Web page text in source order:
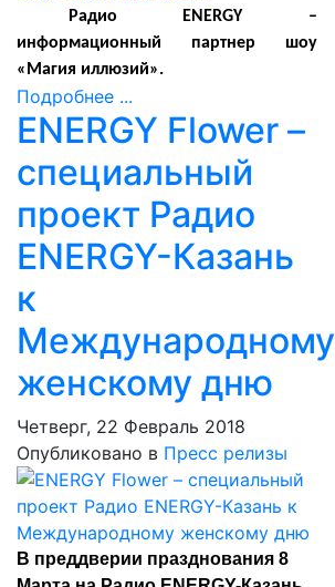
Радио ENERGY –
информационный партнер шоу
«Магия иллюзий».
Подробнее ...
ENERGY Flower –
специальный
проект Радио
ENERGY-Казань
к
Международному
женскому дню
Четверг, 22 Февраль 2018
Опубликовано в Пресс релизы
В преддверии празднования 8